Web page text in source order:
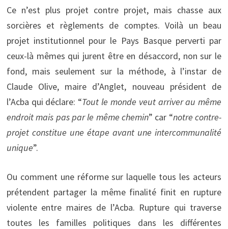
Ce n’est plus projet contre projet, mais chasse aux
sorcières et règlements de comptes. Voilà un beau
projet institutionnel pour le Pays Basque perverti par
ceux-là mêmes qui jurent être en désaccord, non sur le
fond, mais seulement sur la méthode, à l’instar de
Claude Olive, maire d’Anglet, nouveau président de
l’Acba qui déclare: “Tout le monde veut arriver au même
endroit mais pas par le même chemin” car “notre contre-
projet constitue une étape avant une intercommunalité
unique”.
Ou comment une réforme sur laquelle tous les acteurs
prétendent partager la même finalité finit en rupture
violente entre maires de l’Acba. Rupture qui traverse
toutes les familles politiques dans les différentes